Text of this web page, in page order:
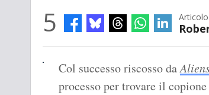
5
Col successo riscosso da
processo per trovare il